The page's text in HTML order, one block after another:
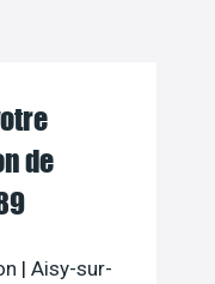
de
| Aisy-sur-